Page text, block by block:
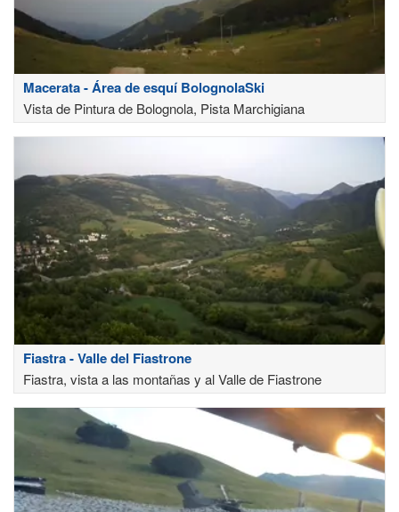
Macerata - Área de esquí BolognolaSki
Vista de Pintura de Bolognola, Pista Marchigiana
Fiastra - Valle del Fiastrone
Fiastra, vista a las montañas y al Valle de Fiastrone